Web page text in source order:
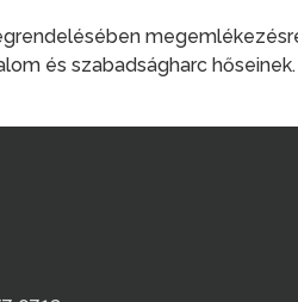
és szabadságharc